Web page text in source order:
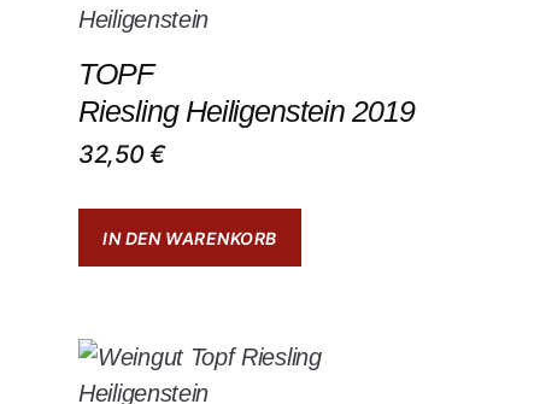
TOPF
Riesling Heiligenstein 2019
32,50€
IN DEN WARENKORB